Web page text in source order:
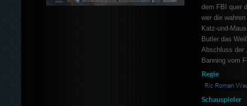
dem FBI quer
wer die
Katz-und-
Butler das
Abschluss der
Banning vom
Regie
Ric Roman
Schauspieler